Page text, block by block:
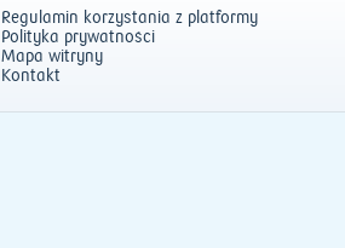
Regulamin korzystania z platformy
Polityka prywatności
Mapa witryny
Kontakt